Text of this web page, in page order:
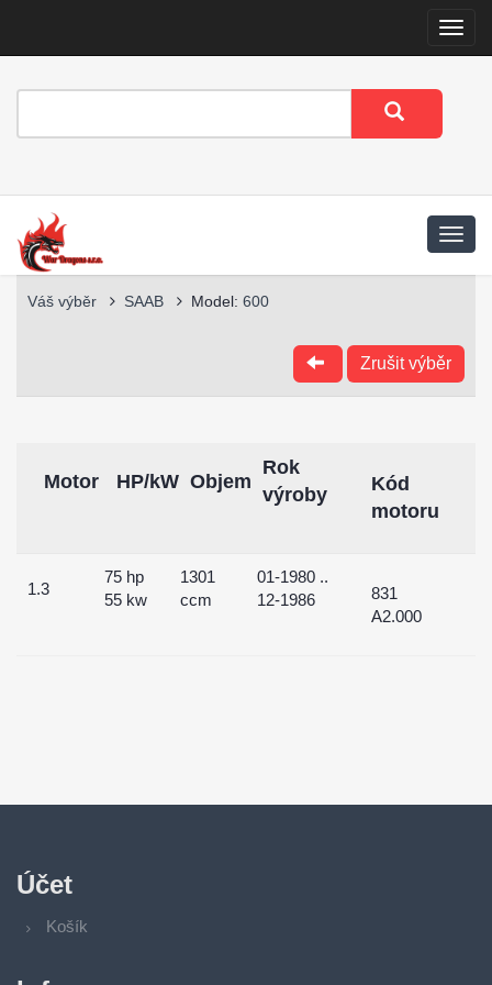
Menu
Váš výběr SAAB Model: 600
Zrušit výběr
Motor HP/kW Objem
Rok
výroby
Kód
motoru
1.3
75 hp
55 kw
1301
ccm
01-1980 ..
12-1986
831
A2.000
Účet
Košík